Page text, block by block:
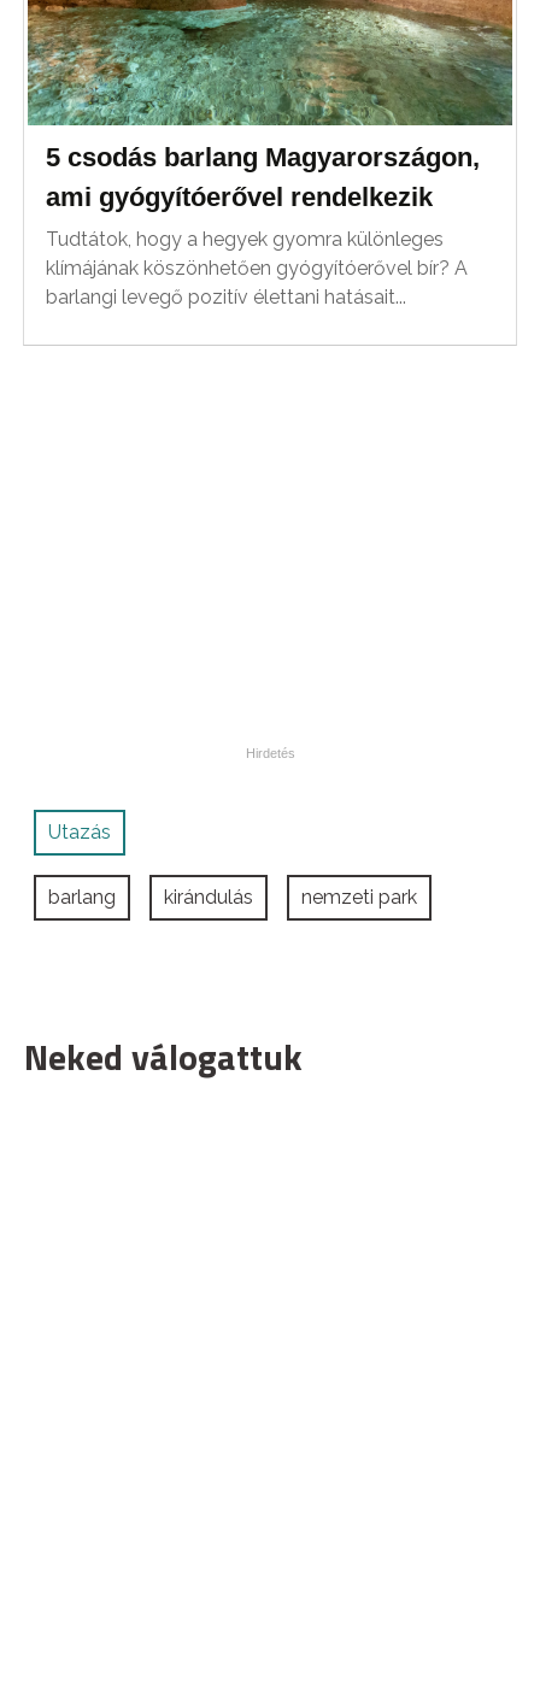
5 csodás barlang Magyarországon,
ami gyógyítóerővel rendelkezik
Tudtátok, hogy a hegyek gyomra különleges
klímájának köszönhetően gyógyítóerővel bír? A
barlangi levegő pozitív élettani hatásait...
Utazás
barlang kirándulás nemzeti park
Neked válogattuk